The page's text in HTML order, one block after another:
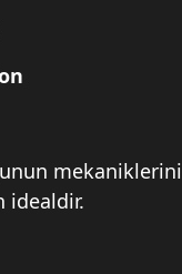
mekaniklerini
idealdir.